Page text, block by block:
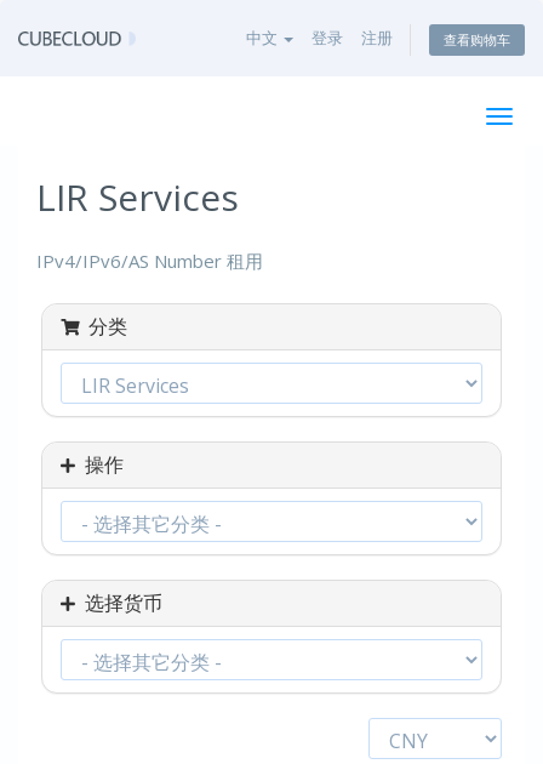
中文 登录 注册 查看购物车
切
LIR Services
IPv4/IPv6/AS Number 租用
分类
操作
选择货币